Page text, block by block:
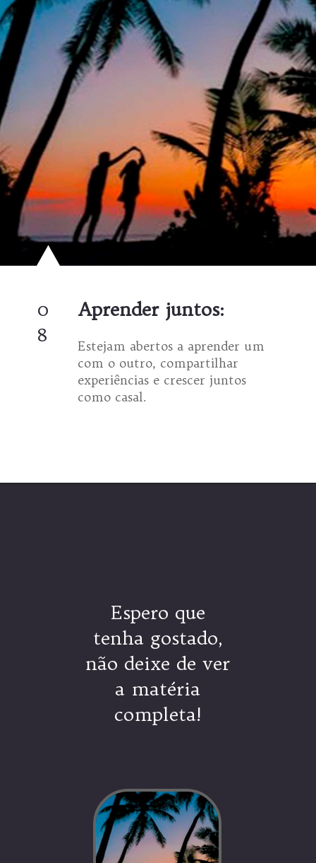
Aprender juntos:
0
8
Estejam abertos a aprender um
com o outro, compartilhar
experiências e crescer juntos
como casal.
Espero que
tenha gostado,
não deixe de ver
a matéria
completa!